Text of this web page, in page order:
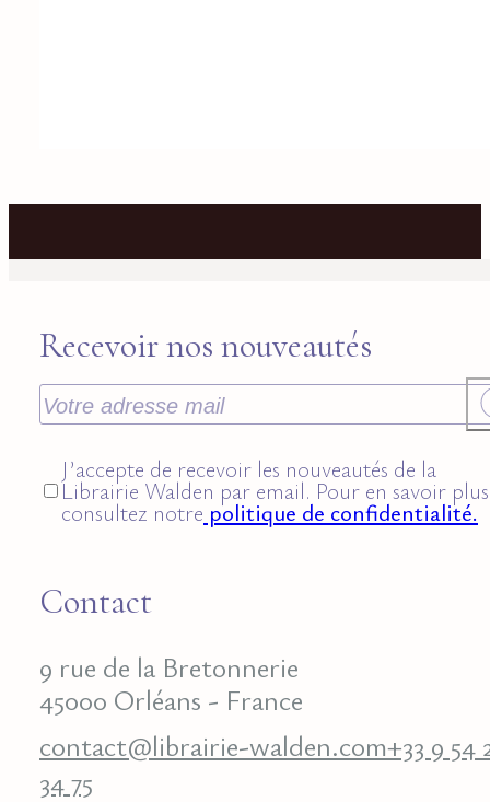
Recevoir nos nouveautés
J’accepte de recevoir les nouveautés de la
Librairie Walden par email. Pour en savoir
consultez notre politique de confidentialité.
Contact
9 rue de la Bretonnerie
45000 Orléans - France
contact@librairie-walden.com+33 9 54
34 75